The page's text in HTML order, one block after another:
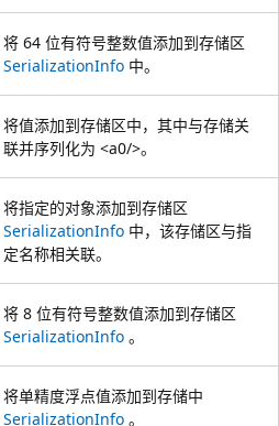
将 64 位有符号整数值添加到存储区
SerializationInfo 中。
将值添加到存储区中，其中与存储关
联并序列化为 <a0/>。
将指定的对象添加到存储区
SerializationInfo 中，该存储区与指
定名称相关联。
将 8 位有符号整数值添加到存储区
SerializationInfo 。
将单精度浮点值添加到存储中
SerializationInfo 。